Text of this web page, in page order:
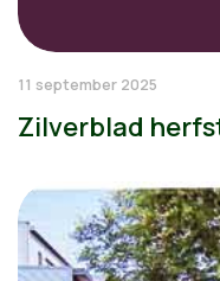
11 september 2025
Zilverblad